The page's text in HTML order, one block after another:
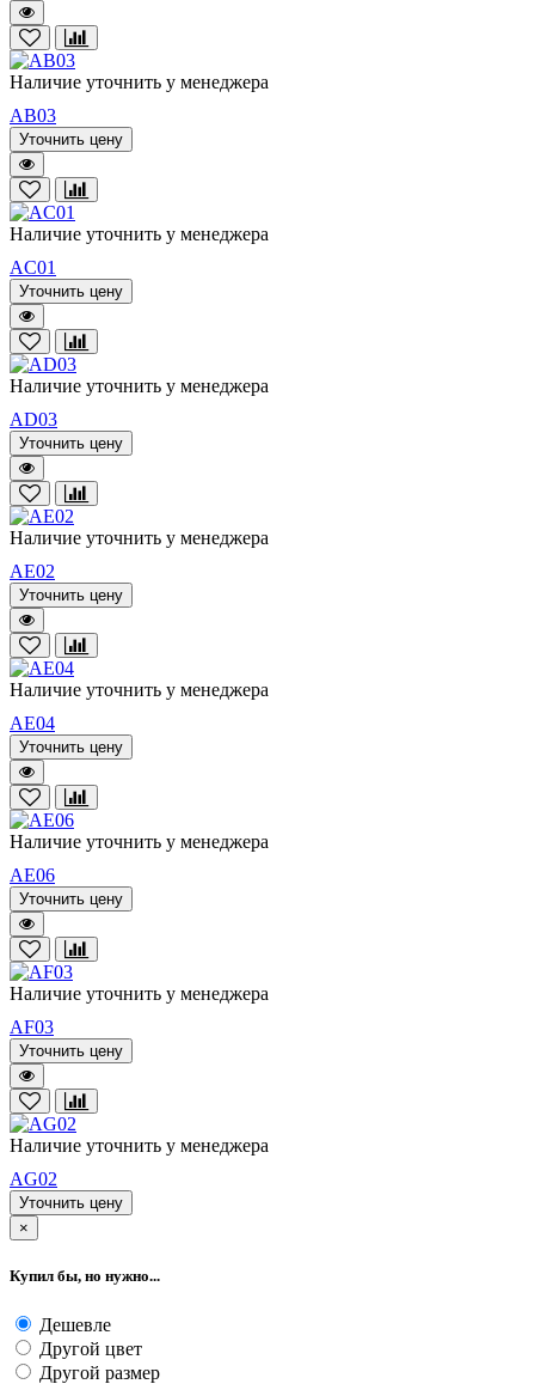
Наличие уточнить у менеджера
AB03
Уточнить цену
Наличие уточнить у менеджера
AC01
Уточнить цену
Наличие уточнить у менеджера
AD03
Уточнить цену
Наличие уточнить у менеджера
AE02
Уточнить цену
Наличие уточнить у менеджера
AE04
Уточнить цену
Наличие уточнить у менеджера
AE06
Уточнить цену
Наличие уточнить у менеджера
AF03
Уточнить цену
Наличие уточнить у менеджера
AG02
Уточнить цену
×
Купил бы, но нужно...
Дешевле
Другой цвет
Другой размер